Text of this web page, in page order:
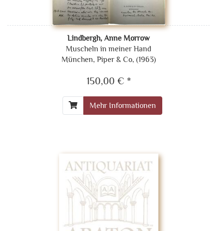
Lindbergh, Anne Morrow
Muscheln in meiner Hand
München, Piper & Co, (1963)
150,00 € *
Mehr Informationen